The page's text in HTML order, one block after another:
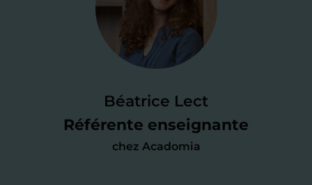
Béatrice Lect
Référente enseignante
chez Acadomia
candidature
test de 15 minutes
des programmes scolaires(et pouvoir
me mettre à jour au besoin) et
j’échange en direct avec un chargé de